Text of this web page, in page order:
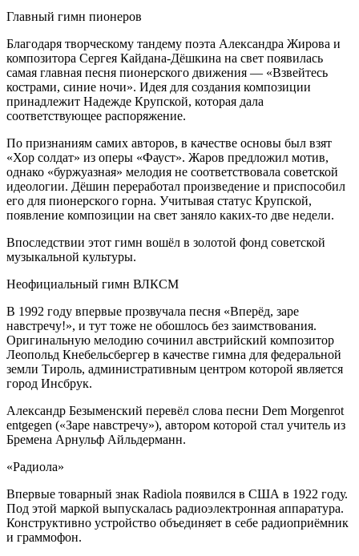
Главный гимн пионеров
Благодаря творческому тандему поэта Александра Жирова и
композитора Сергея Кайдана-Дёшкина на свет появилась
самая главная песня пионерского движения — «Взвейтесь
кострами, синие ночи». Идея для создания композиции
принадлежит Надежде Крупской, которая дала
соответствующее распоряжение.
По признаниям самих авторов, в качестве основы был взят
«Хор солдат» из оперы «Фауст». Жаров предложил мотив,
однако «буржуазная» мелодия не соответствовала советской
идеологии. Дёшин переработал произведение и приспособил
его для пионерского горна. Учитывая статус Крупской,
появление композиции на свет заняло каких-то две недели.
Впоследствии этот гимн вошёл в золотой фонд советской
музыкальной культуры.
Неофициальный гимн ВЛКСМ
В 1992 году впервые прозвучала песня «Вперёд, заре
навстречу!», и тут тоже не обошлось без заимствования.
Оригинальную мелодию сочинил австрийский композитор
Леопольд Кнебельсбергер в качестве гимна для федеральной
земли Тироль, административным центром которой является
город Инсбрук.
Александр Безыменский перевёл слова песни Dem Morgenrot
entgegen («Заре навстречу»), автором которой стал учитель из
Бремена Арнульф Айльдерманн.
«Радиола»
Впервые товарный знак Radiola появился в США в 1922 году.
Под этой маркой выпускалась радиоэлектронная аппаратура.
Конструктивно устройство объединяет в себе радиоприёмник
и граммофон.